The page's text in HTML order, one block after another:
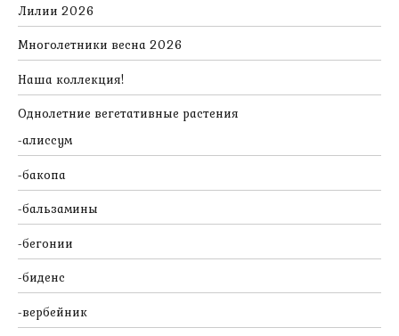
Лилии 2026
Многолетники весна 2026
Наша коллекция!
Однолетние вегетативные растения
алиссум
бакопа
бальзамины
бегонии
биденс
вербейник